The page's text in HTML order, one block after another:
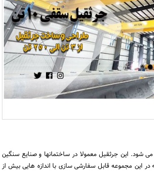
تا ظرفیت ۱۰ تن به کاربرده می شود. این جرثقیل معمولا در ساختمانها و صنایع سنگین
در این مجموعه قابل سفارشی سازی با اندازه هایی بیش از